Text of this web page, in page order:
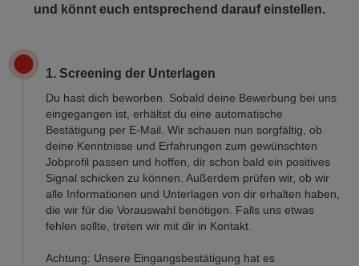
und könnt euch entsprechend darauf einstellen.
1. Screening der Unterlagen
Du hast dich beworben. Sobald deine Bewerbung bei uns
eingegangen ist, erhältst du eine automatische
Bestätigung per E-Mail. Wir schauen nun sorgfältig, ob
deine Kenntnisse und Erfahrungen zum gewünschten
Jobprofil passen und hoffen, dir schon bald ein positives
Signal schicken zu können. Außerdem prüfen wir, ob wir
alle Informationen und Unterlagen von dir erhalten haben,
die wir für die Vorauswahl benötigen. Falls uns etwas
fehlen sollte, treten wir mit dir in Kontakt.
Achtung: Unsere Eingangsbestätigung hat es